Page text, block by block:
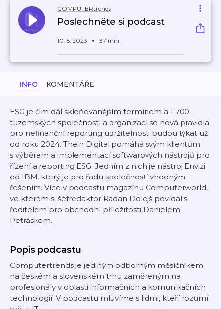
COMPUTERtrends
Poslechněte si podcast
10. 5. 2023 37 min
INFO KOMENTÁŘE
ESG je čím dál skloňovanějším termínem a 1 700
tuzemských společností a organizací se nová pravidla
pro nefinanční reporting udržitelnosti budou týkat už
od roku 2024. Thein Digital pomáhá svým klientům
s výběrem a implementací softwarových nástrojů pro
řízení a reporting ESG. Jedním z nich je nástroj Envizi
od IBM, který je pro řadu společností vhodným
řešením. Více v podcastu magazínu Computerworld,
ve kterém si šéfredaktor Radan Dolejš povídal s
ředitelem pro obchodní příležitosti Danielem
Petráskem.
Popis podcastu
Computertrends je jediným odborným měsíčníkem
na českém a slovenském trhu zaměreným na
profesionály v oblasti informačních a komunikačních
technologií. V podcastu mluvíme s lidmi, kteří rozumí